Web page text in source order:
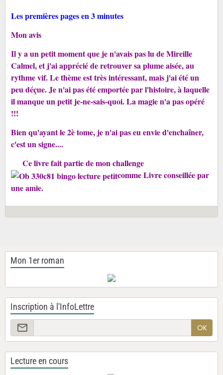
Les premières pages en 3 minutes
Mon avis
Il y a un petit moment que je n'avais pas lu de Mireille
Calmel, et j'ai apprécié de retrouver sa plume aisée, au
rythme vif. Le thème est très intéressant, mais j'ai été un
peu déçue. Je n'ai pas été emportée par l'histoire, à laquelle
il manque un petit je-ne-sais-quoi. La magie n'a pas opéré
!!!
Bien qu'ayant le 2è tome, je n'ai pas eu envie d'enchaîner,
c'est un signe....
Ce livre fait partie de mon challenge
comme Livre conseillée par
une amie.
Mon 1er roman
Inscription à l'InfoLettre
OK
Lecture en cours